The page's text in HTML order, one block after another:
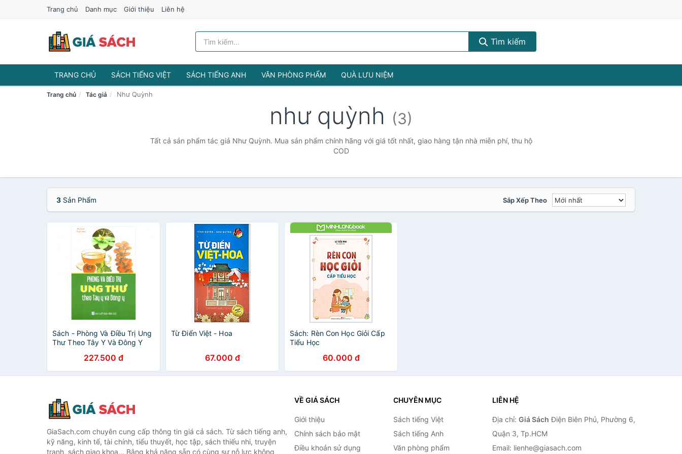
Trang chủ Danh mục Giới thiệu Liên hệ
Tìm kiếm
TRANG CHỦ SÁCH TIẾNG VIỆT SÁCH TIẾNG ANH VĂN PHÒNG PHẨM QUÀ LƯU NIỆM
Trang chủ Tác giả Như Quỳnh
như quỳnh (3)
Tất cả sản phẩm tác giả Như Quỳnh. Mua sản phẩm chính hãng với giá tốt nhất, giao hàng tận nhà miễn phí, thu hộ
COD
3 Sản Phẩm Sắp Xếp Theo
Sách - Phòng Và Điều Trị Ung
Thư Theo Tây Y Và Đông Y
227.500 đ
Từ Điển Việt - Hoa
67.000 đ
Sách: Rèn Con Học Giỏi Cấp
Tiểu Học
60.000 đ
GiaSach.com chuyên cung cấp thông tin giá cả sách. Từ sách tiếng anh,
kỹ năng, kinh tế, tài chính, tiểu thuyết, học tập, sách thiếu nhi, truyện
tranh, sách giao khoa... Bằng khả năng sẵn có cùng sự nỗ lực không
VỀ GIÁ SÁCH
Giới thiệu
Chính sách bảo mật
Điều khoản sử dụng
CHUYÊN MỤC
Sách tiếng Việt
Sách tiếng Anh
Văn phòng phẩm
LIÊN HỆ
Địa chỉ: Giá Sách Điện Biên Phủ, Phường 6,
Quận 3, Tp.HCM
Email: lienhe@giasach.com